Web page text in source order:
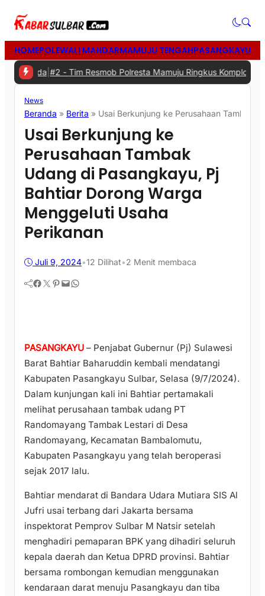
HOMEPOLEWALI MANDARMAMUJU TENGAHPASANGKAYU
#2 - Tim Resmob Polresta Mamuju Ringkus Komplotan Spesialis
News
Beranda » Berita » Usai Berkunjung ke Perusahaan Tambak
Usai Berkunjung ke
Perusahaan Tambak
Udang di Pasangkayu, Pj
Bahtiar Dorong Warga
Menggeluti Usaha
Perikanan
Juli 9, 2024•12 Dilihat•2 Menit membaca
Facebook Twitter Pinterest Mail WhatsApp
PASANGKAYU – Penjabat Gubernur (Pj) Sulawesi
Barat Bahtiar Baharuddin kembali mendatangi
Kabupaten Pasangkayu Sulbar, Selasa (9/7/2024).
Dalam kunjungan kali ini Bahtiar pertamakali
melihat perusahaan tambak udang PT
Randomayang Tambak Lestari di Desa
Randomayang, Kecamatan Bambalomutu,
Kabupaten Pasangkayu yang telah beroperasi
sejak 2017 lalu.
Bahtiar mendarat di Bandara Udara Mutiara SIS Al
Jufri usai terbang dari Jakarta bersama
inspektorat Pemprov Sulbar M Natsir setelah
menghadiri pemaparan BPK yang dihadiri seluruh
kepala daerah dan Ketua DPRD provinsi. Bahtiar
bersama rombongan kemudian menggunakan
kendaraan darat menuju Pasangkayu dan tiba